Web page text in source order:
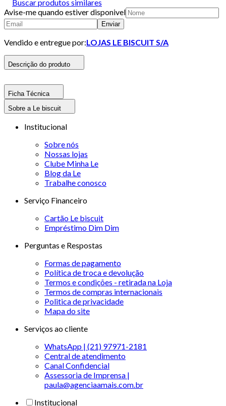
Buscar produtos similares
Avise-me quando estiver disponivel
Enviar
Vendido e entregue por:LOJAS LE BISCUIT S/A
Descrição do produto
Ficha Técnica
Sobre a Le biscuit
Institucional
Sobre nós
Nossas lojas
Clube Minha Le
Blog da Le
Trabalhe conosco
Serviço Financeiro
Cartão Le biscuit
Empréstimo Dim Dim
Perguntas e Respostas
Formas de pagamento
Política de troca e devolução
Termos e condições - retirada na Loja
Termos de compras internacionais
Politica de privacidade
Mapa do site
Serviços ao cliente
WhatsApp | (21) 97971-2181
Central de atendimento
Canal Confidencial
Assessoria de Imprensa |
paula@agenciaamais.com.br
Institucional